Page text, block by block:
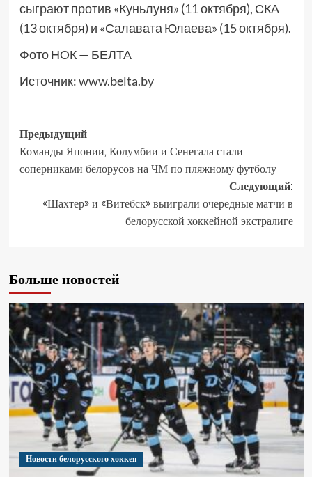
сыграют против «Куньлуня» (11 октября), СКА
(13 октября) и «Салавата Юлаева» (15 октября).
Фото НОК — БЕЛТА
Источник:www.belta.by
Предыдущий
Команды Японии, Колумбии и Сенегала стали
соперниками белорусов на ЧМ по пляжному футболу
Следующий:
«Шахтер» и «Витебск» выиграли очередные матчи в
белорусской хоккейной экстралиге
Больше новостей
Новости белорусского хоккея